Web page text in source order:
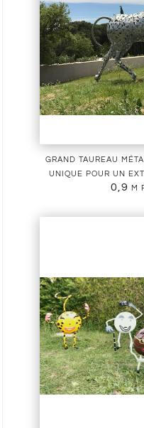
grand taureau
unique pour un
0,9 m